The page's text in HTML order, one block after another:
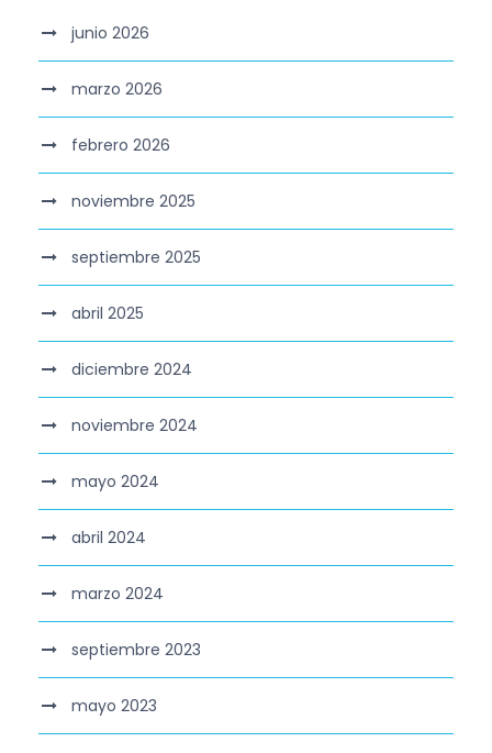
junio 2026
marzo 2026
febrero 2026
noviembre 2025
septiembre 2025
abril 2025
diciembre 2024
noviembre 2024
mayo 2024
abril 2024
marzo 2024
septiembre 2023
mayo 2023